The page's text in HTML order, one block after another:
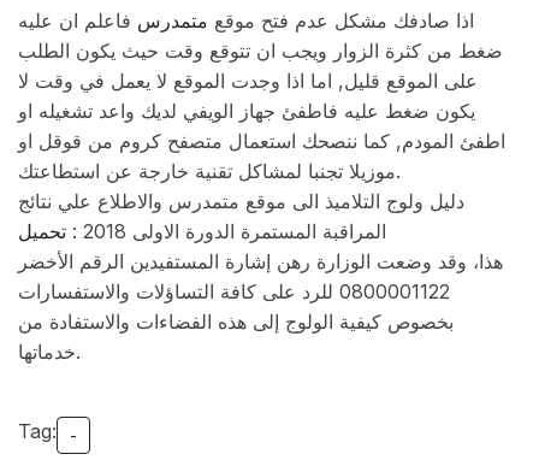
اذا صادفك مشكل عدم فتح موقع متمدرس فاعلم ان عليه
ضغط من كثرة الزوار ويجب ان تتوقع وقت حيث يكون الطلب
على الموقع قليل, اما اذا وجدت الموقع لا يعمل في وقت لا
يكون ضغط عليه فاطفئ جهاز الويفي لديك واعد تشغيله او
اطفئ المودم, كما ننصحك استعمال متصفح كروم من قوقل او
موزيلا تجنبا لمشاكل تقنية خارجة عن استطاعتك.
دليل ولوج التلاميذ​​ الى موقع متمدرس والاطلاع علي نتائج
المراقبة المستمرة الدورة الاولى 2018 :
تحميل
هذا، وقد وضعت الوزارة رهن إشارة المستفيدين الرقم الأخضر
0800001122 للرد على كافة التساؤلات والاستفسارات
بخصوص كيفية الولوج إلى هذه الفضاءات والاستفادة من
خدماتها.
Tag: -